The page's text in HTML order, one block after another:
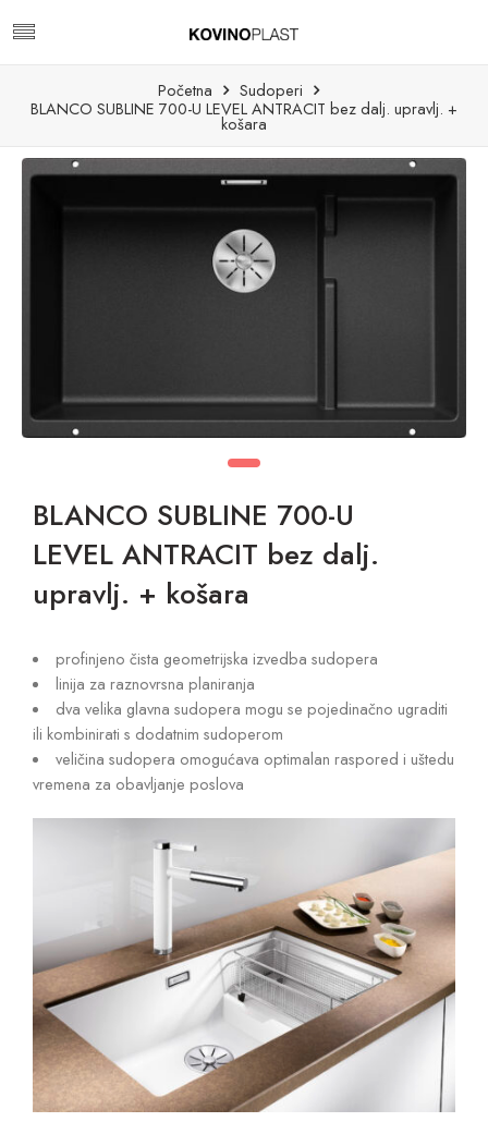
Početna
Sudoperi
BLANCO SUBLINE 700-U LEVEL ANTRACIT bez dalj. upravlj. +
košara
BLANCO SUBLINE 700-U
LEVEL ANTRACIT bez dalj.
upravlj. + košara
profinjeno čista geometrijska izvedba sudopera
linija za raznovrsna planiranja
dva velika glavna sudopera mogu se pojedinačno ugraditi
ili kombinirati s dodatnim sudoperom
veličina sudopera omogućava optimalan raspored i uštedu
vremena za obavljanje poslova